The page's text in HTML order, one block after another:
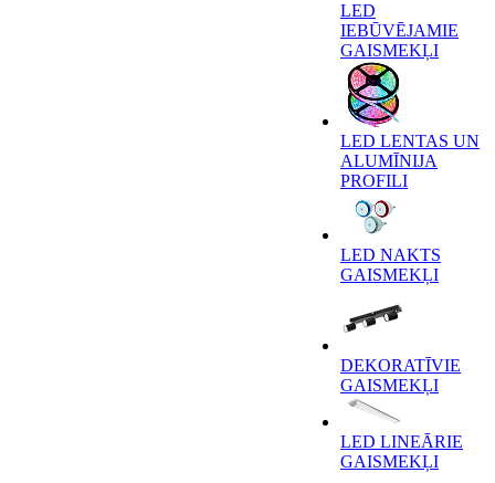
LED
IEBŪVĒJAMIE
GAISMEKĻI
LED LENTAS UN
ALUMĪNIJA
PROFILI
LED NAKTS
GAISMEKĻI
DEKORATĪVIE
GAISMEKĻI
LED LINEĀRIE
GAISMEKĻI